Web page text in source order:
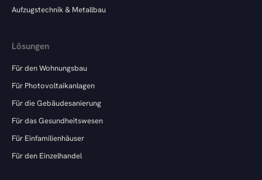
Aufzugstechnik & Metallbau
Lösungen
Für den Wohnungsbau
Für Photovoltaikanlagen
Für die Gebäudesanierung
Für das Gesundheitswesen
Für Einfamilienhäuser
Für den Einzelhandel